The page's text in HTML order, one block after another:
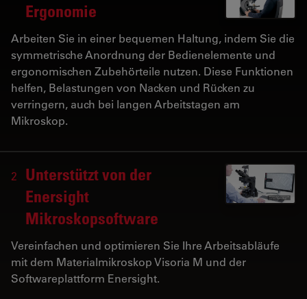
Ergonomie
Arbeiten Sie in einer bequemen Haltung, indem Sie die
symmetrische Anordnung der Bedienelemente und
ergonomischen Zubehörteile nutzen. Diese Funktionen
helfen, Belastungen von Nacken und Rücken zu
verringern, auch bei langen Arbeitstagen am
Mikroskop.
2
Unterstützt von der
Enersight
Mikroskopsoftware
Vereinfachen und optimieren Sie Ihre Arbeitsabläufe
mit dem Materialmikroskop Visoria M und der
Softwareplattform Enersight.